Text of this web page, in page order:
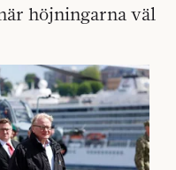
höjningarna väl